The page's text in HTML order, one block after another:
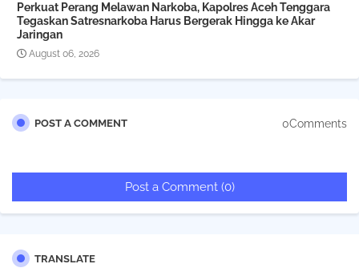
Perkuat Perang Melawan Narkoba, Kapolres Aceh Tenggara
Tegaskan Satresnarkoba Harus Bergerak Hingga ke Akar
Jaringan
August 06, 2026
POST A COMMENT 0Comments
Post a Comment (0)
TRANSLATE